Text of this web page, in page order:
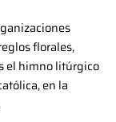
florales,
el himno litúrgico
en la